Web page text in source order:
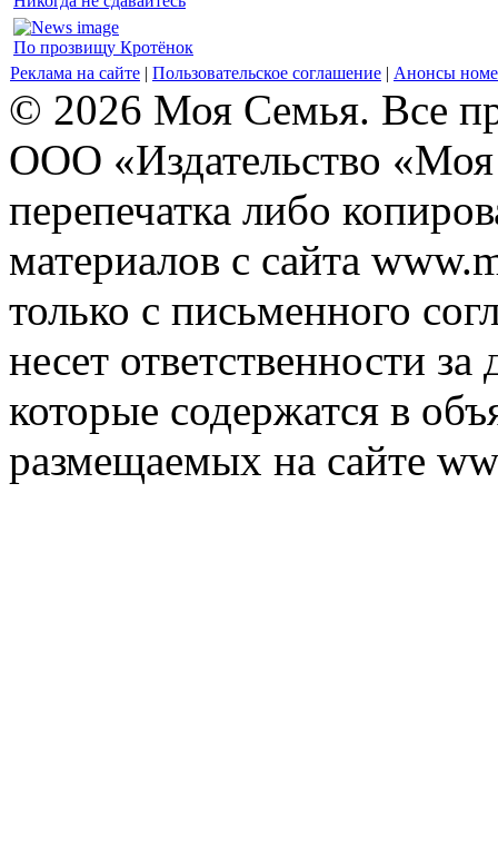
По прозвищу Кротёнок
Реклама на сайте | Пользовательское соглашение | Анонсы
© 2026 Моя Семья. Все
ООО «Издательство
перепечатка либо
материалов с сайта
только с письменного
несет ответственности
которые содержатся в
размещаемых на сайте